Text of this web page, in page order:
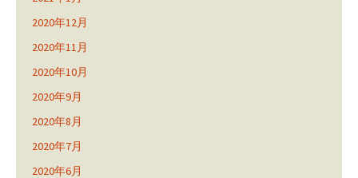
2020年12月
2020年11月
2020年10月
2020年9月
2020年8月
2020年7月
2020年6月